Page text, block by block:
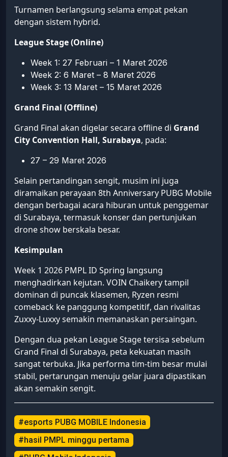
Turnamen berlangsung selama empat pekan
dengan sistem hybrid.
League Stage (Online)
Week 1: 27 Februari – 1 Maret 2026
Week 2: 6 Maret – 8 Maret 2026
Week 3: 13 Maret – 15 Maret 2026
Grand Final (Offline)
Grand Final akan digelar secara offline di Grand
City Convention Hall, Surabaya, pada:
27 – 29 Maret 2026
Selain pertandingan sengit, musim ini juga
diramaikan perayaan 8th Anniversary PUBG Mobile
dengan berbagai acara hiburan untuk penggemar
di Surabaya, termasuk konser dan pertunjukan
drone show berskala besar.
Kesimpulan
Week 1 2026 PMPL ID Spring langsung
menghadirkan kejutan. VOIN Chaikery tampil
dominan di puncak klasemen, Ryzen resmi
comeback ke panggung kompetitif, dan rivalitas
Zuxxy-Luxxy semakin memanaskan persaingan.
Dengan dua pekan League Stage tersisa sebelum
Grand Final di Surabaya, peta kekuatan masih
sangat terbuka. Jika performa tim-tim besar mulai
stabil, pertarungan menuju gelar juara dipastikan
akan semakin sengit.
#esports PUBG MOBILE Indonesia
#hasil PMPL minggu pertama